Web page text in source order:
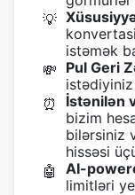
💡
istəmək
💸 Pul Geri
istədiyiniz
⏰
İstənilən
bizim
bilərsiniz
hissəsi
🤖
AI-
limitləri